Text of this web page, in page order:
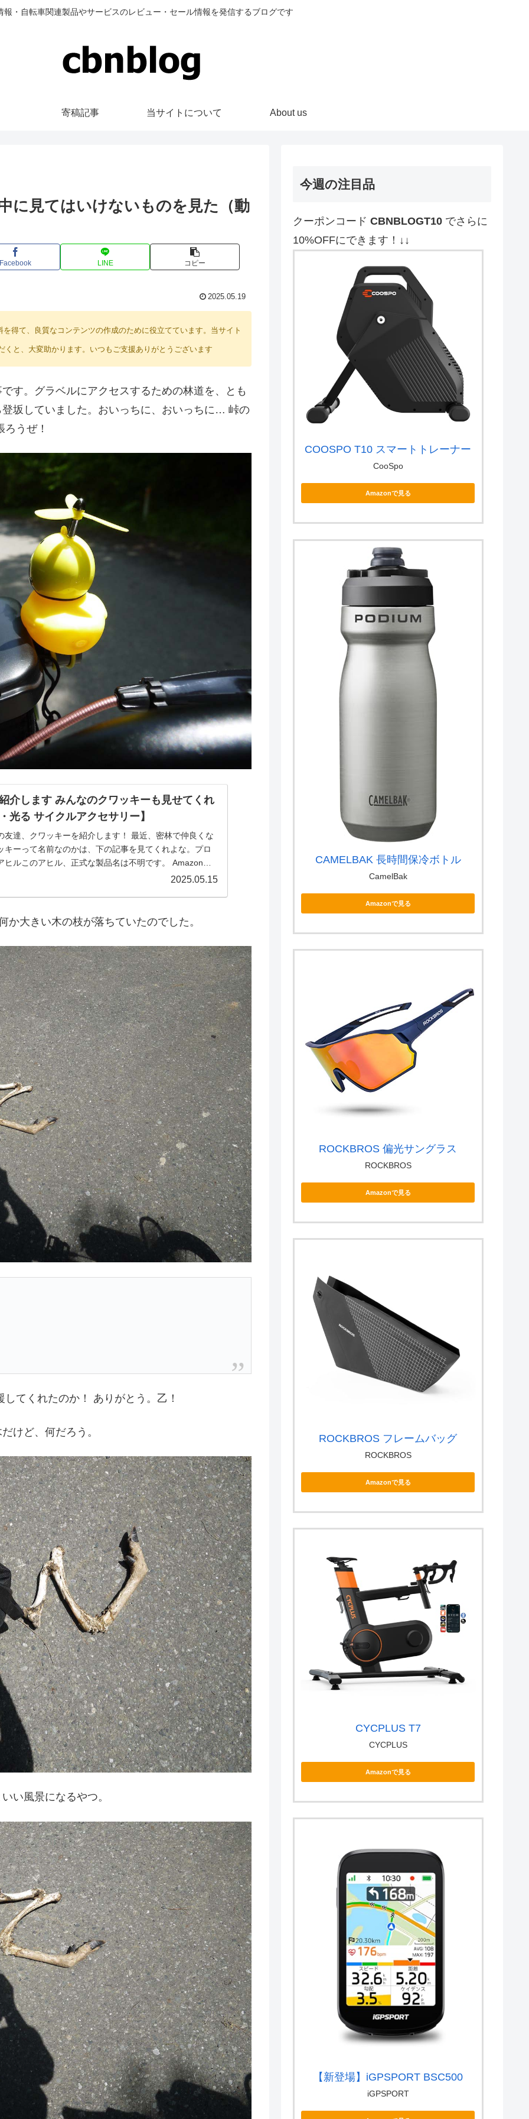
報・自転車関連製品やサービスのレビュー・セール情報を発信するブログです
寄稿記事 当サイトについて About us
に見てはいけないものを見た（動
Facebook LINE コピー
2025.05.19
得て、良質なコンテンツの作成のために役立てています。当サイト
くと、大変助かります。いつもご支援ありがとうございます
す。グラベルにアクセスするための林道を、とも
坂していました。おいっちに、おいっちに… 峠の
うぜ！
介します みんなのクワッキーも見せてくれ
光る サイクルアクセサリー】
友達、クワッキーを紹介します！ 最近、密林で仲良くな
キーって名前なのかは、下の記事を見てくれよな。プロ
ルこのアヒル、正式な製品名は不明です。 Amazonで
2025.05.15
大きい木の枝が落ちていたのでした。
てくれたのか！ ありがとう。乙！
けど、何だろう。
い風景になるやつ。
今週の注目品
クーポンコード CBNBLOGT10 でさらに
10%OFFにできます！↓↓
COOSPO T10 スマートトレーナー
CooSpo
Amazonで見る
CAMELBAK 長時間保冷ボトル
CamelBak
Amazonで見る
ROCKBROS 偏光サングラス
ROCKBROS
Amazonで見る
ROCKBROS フレームバッグ
ROCKBROS
Amazonで見る
CYCPLUS T7
CYCPLUS
Amazonで見る
【新登場】iGPSPORT BSC500
iGPSPORT